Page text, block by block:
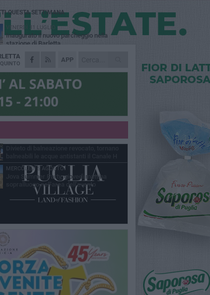
APP
QUESTA SETTIMANA
VENERDÌ 31 LUGLIO
Inaugurato il nuovo parcheggio nella
stazione di Barletta
MERCOLEDÌ 5 AGOSTO
Barletta piange Gioacchino Dagnello:
64enne barlettano investito all'alba a Trani
GIOVEDÌ 30 LUGLIO
gioielleria, banditi in fuga
Beni confiscati alla mafia. Nasce il servizio
VENERDÌ 31 LUGLIO
MERCOLEDÌ 5 AGOSTO
Jova Summer Party, giovedì mattina
sopralluogo nell'area dell'evento